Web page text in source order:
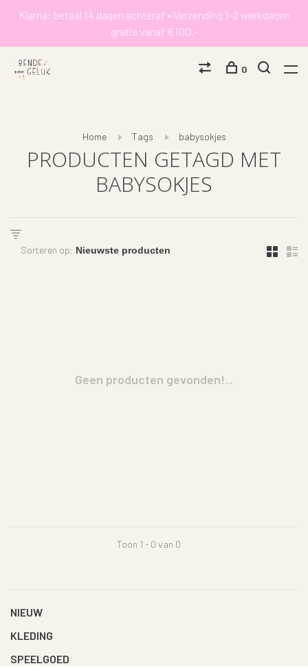
Klarna: betaal 14 dagen achteraf • Verzending 1-2 werkdagen
gratis vanaf €100,-
0
Home Tags babysokjes
PRODUCTEN GETAGD MET
BABYSOKJES
Sorteren op:
Geen producten gevonden!...
Toon 1 - 0 van 0
NIEUW
KLEDING
SPEELGOED